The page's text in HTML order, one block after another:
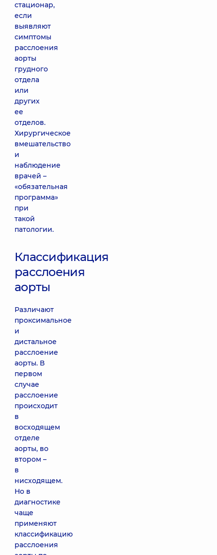
стационар,
если
выявляют
симптомы
расслоения
аорты
грудного
отдела
или
других
ее
отделов.
Хирургическое
вмешательство
и
наблюдение
врачей –
«обязательная
программа»
при
такой
патологии.
Классификация
расслоения
аорты
Различают
проксимальное
и
дистальное
расслоение
аорты. В
первом
случае
расслоение
происходит
в
восходящем
отделе
аорты, во
втором –
в
нисходящем.
Но в
диагностике
чаще
применяют
классификацию
расслоения